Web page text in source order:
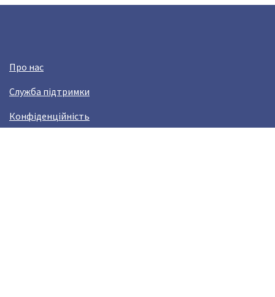
Про нас
Служба підтримки
Конфіденційність